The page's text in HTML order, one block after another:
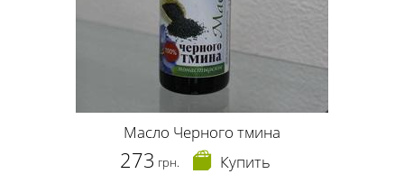
Масло Черного тмина
273 грн. Купить